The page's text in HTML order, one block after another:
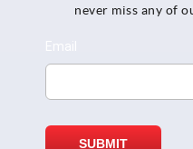
never miss any of